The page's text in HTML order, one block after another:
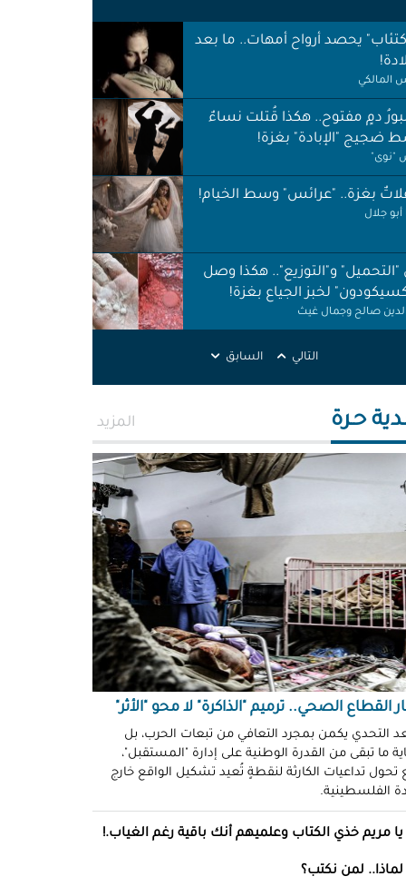
يحصد أرواح أمهات.. ما بعد
المالكي
دمٍ مفتوح.. هكذا قُتلت نساءٌ
ضجيج "الإبادة" بغزة!
"نوى"
بغزة.. "عرائس" وسط الخيام!
جلال
"التحميل" و"التوزيع".. هكذا وصل
لخبز الجياع بغزة!
الدين صالح وجمال غيث
نظافة في الظل.. لا حقوق ولا
غزة قنابل موقوتة.. خَرابٌ نَخَر
والتربة!
الله التركماني ورشا فرحات
وضحكوا".. انتهاكات جنسية
في سجون "إسرائيل"!
طولكرم بين وعود الإغاثة وواقع
سلامة
الشُّهود.. نهجٌ "إسرائيلي"
من العقاب!
توفيق
"الشبح" بغزة.. هويّات تُكشف
مرة!
قاتلة.. مضادات حيوية في قِطع
كريم"!
التالي السابق
حـرة المزيد
القطاع الصحي.. ترميم "الذاكرة" لا محو "الأثر"
التحدي يكمن بمجرد التعافي من تبعات الحرب، بل
ما تبقى من القدرة الوطنية على إدارة "المستقبل"،
تحول تداعيات الكارثة لنقطةٍ تُعيد تشكيل الواقع خارج
الفلسطينية.
يا مريم خذي الكتاب وعلميهم أنك باقية رغم الغياب.!
لماذا.. لمن نكتب؟